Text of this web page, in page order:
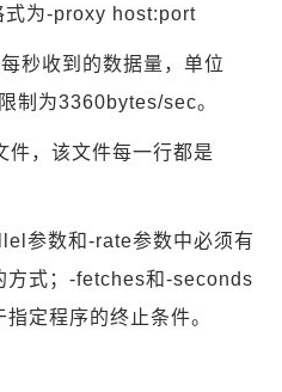
式为-proxy host:port
秒收到的数据量，单位
制为3360bytes/sec。
，该文件每一行都是
参数和-rate参数中必须有
方式；-fetches和-seconds
定程序的终止条件。